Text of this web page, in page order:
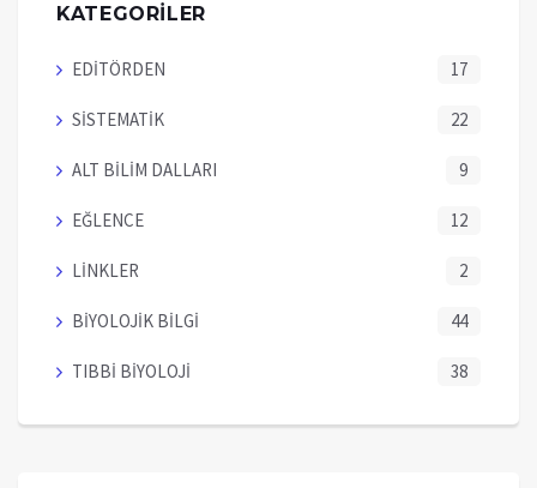
KATEGORİLER
EDİTÖRDEN 17
SİSTEMATİK 22
ALT BİLİM DALLARI 9
EĞLENCE 12
LİNKLER 2
BİYOLOJİK BİLGİ 44
TIBBİ BİYOLOJİ 38